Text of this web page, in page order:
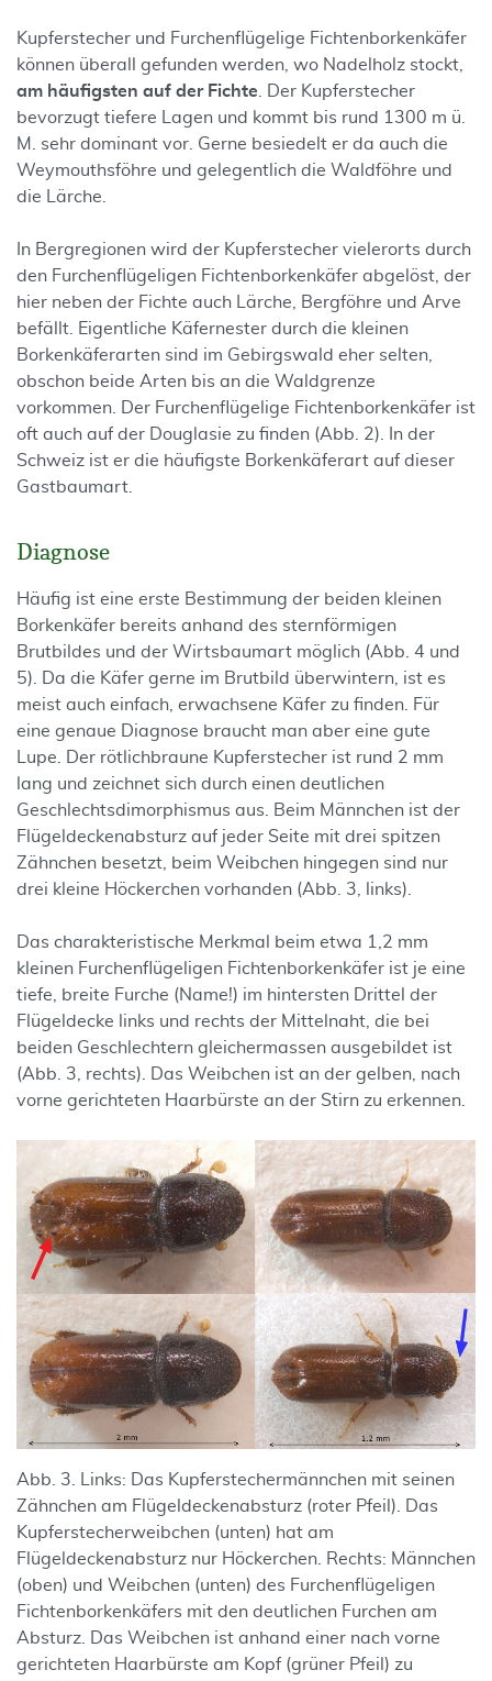
Kupferstecher und Furchenflügelige Fichtenborkenkäfer
können überall gefunden werden, wo Nadelholz stockt,
am häufigsten auf der Fichte . Der Kupferstecher
bevorzugt tiefere Lagen und kommt bis rund 1300 m ü.
M. sehr dominant vor. Gerne besiedelt er da auch die
Weymouthsföhre und gelegentlich die Waldföhre und
die Lärche.
In Bergregionen wird der Kupferstecher vielerorts durch
den Furchenflügeligen Fichtenborkenkäfer abgelöst, der
hier neben der Fichte auch Lärche, Bergföhre und Arve
befällt. Eigentliche Käfernester durch die kleinen
Borkenkäferarten sind im Gebirgswald eher selten,
obschon beide Arten bis an die Waldgrenze
vorkommen. Der Furchenflügelige Fichtenborkenkäfer ist
oft auch auf der Douglasie zu finden (Abb. 2). In der
Schweiz ist er die häufigste Borkenkäferart auf dieser
Gastbaumart.
Diagnose
Häufig ist eine erste Bestimmung der beiden kleinen
Borkenkäfer bereits anhand des sternförmigen
Brutbildes und der Wirtsbaumart möglich (Abb. 4 und
5). Da die Käfer gerne im Brutbild überwintern, ist es
meist auch einfach, erwachsene Käfer zu finden. Für
eine genaue Diagnose braucht man aber eine gute
Lupe. Der rötlichbraune Kupferstecher ist rund 2 mm
lang und zeichnet sich durch einen deutlichen
Geschlechtsdimorphismus aus. Beim Männchen ist der
Flügeldeckenabsturz auf jeder Seite mit drei spitzen
Zähnchen besetzt, beim Weibchen hingegen sind nur
drei kleine Höckerchen vorhanden (Abb. 3, links).
Das charakteristische Merkmal beim etwa 1,2 mm
kleinen Furchenflügeligen Fichtenborkenkäfer ist je eine
tiefe, breite Furche (Name!) im hintersten Drittel der
Flügeldecke links und rechts der Mittelnaht, die bei
beiden Geschlechtern gleichermassen ausgebildet ist
(Abb. 3, rechts). Das Weibchen ist an der gelben, nach
vorne gerichteten Haarbürste an der Stirn zu erkennen.
Abb. 3. Links: Das Kupferstechermännchen mit seinen
Zähnchen am Flügeldeckenabsturz (roter Pfeil). Das
Kupferstecherweibchen (unten) hat am
Flügeldeckenabsturz nur Höckerchen. Rechts: Männchen
(oben) und Weibchen (unten) des Furchenflügeligen
Fichtenborkenkäfers mit den deutlichen Furchen am
Absturz. Das Weibchen ist anhand einer nach vorne
gerichteten Haarbürste am Kopf (grüner Pfeil) zu